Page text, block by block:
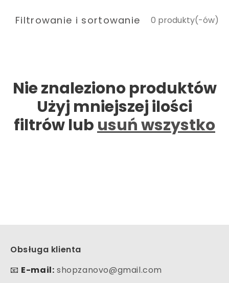
e
:
Filtrowanie i sortowanie 0 produkty(-ów)
Nie znaleziono produktów
Użyj mniejszej ilości
filtrów lub usuń wszystko
Obsługa klienta
📧 E-mail: shopzanovo@gmail.com